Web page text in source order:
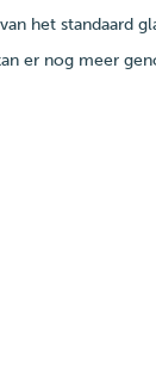
het standaard
er nog meer